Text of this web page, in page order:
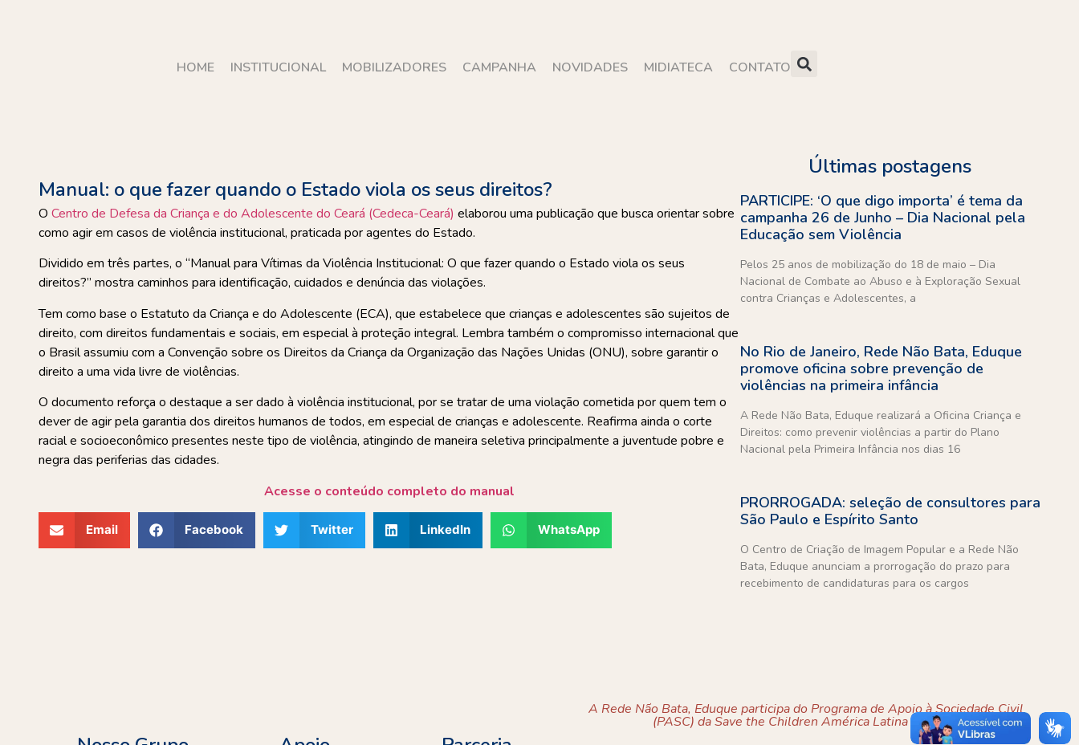
HOME INSTITUCIONAL MOBILIZADORES CAMPANHA NOVIDADES MIDIATECA CONTATO
Manual: o que fazer quando o Estado viola os seus direitos?
O Centro de Defesa da Criança e do Adolescente do Ceará (Cedeca-Ceará) elaborou uma publicação que busca orientar sobre
como agir em casos de violência institucional, praticada por agentes do Estado.
Dividido em três partes, o “Manual para Vítimas da Violência Institucional: O que fazer quando o Estado viola os seus
direitos?” mostra caminhos para identificação, cuidados e denúncia das violações.
Tem como base o Estatuto da Criança e do Adolescente (ECA), que estabelece que crianças e adolescentes são sujeitos de
direito, com direitos fundamentais e sociais, em especial à proteção integral. Lembra também o compromisso internacional que
o Brasil assumiu com a Convenção sobre os Direitos da Criança da Organização das Nações Unidas (ONU), sobre garantir o
direito a uma vida livre de violências.
O documento reforça o destaque a ser dado à violência institucional, por se tratar de uma violação cometida por quem tem o
dever de agir pela garantia dos direitos humanos de todos, em especial de crianças e adolescente. Reafirma ainda o corte
racial e socioeconômico presentes neste tipo de violência, atingindo de maneira seletiva principalmente a juventude pobre e
negra das periferias das cidades.
Acesse o conteúdo completo do manual
Email Facebook Twitter LinkedIn WhatsApp
Últimas postagens
PARTICIPE: ‘O que digo importa’ é tema da
campanha 26 de Junho – Dia Nacional pela
Educação sem Violência
Pelos 25 anos de mobilização do 18 de maio – Dia
Nacional de Combate ao Abuso e à Exploração Sexual
contra Crianças e Adolescentes, a
No Rio de Janeiro, Rede Não Bata, Eduque
promove oficina sobre prevenção de
violências na primeira infância
A Rede Não Bata, Eduque realizará a Oficina Criança e
Direitos: como prevenir violências a partir do Plano
Nacional pela Primeira Infância nos dias 16
PRORROGADA: seleção de consultores para
São Paulo e Espírito Santo
O Centro de Criação de Imagem Popular e a Rede Não
Bata, Eduque anunciam a prorrogação do prazo para
recebimento de candidaturas para os cargos
A Rede Não Bata, Eduque participa do Programa de Apoio à Sociedade Civil
(PASC) da Save the Children América Latina e Caribe